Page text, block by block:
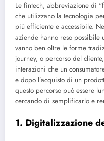
Le fintech, abbreviazione di
che utilizzano la tecnologia
più efficiente e accessibile.
aziende hanno reso possibile
vanno ben oltre le forme
journey, o percorso del
interazioni che un
e dopo l’acquisto di un
questo percorso può essere
cercando di semplificarlo e
1. Digitalizzazione